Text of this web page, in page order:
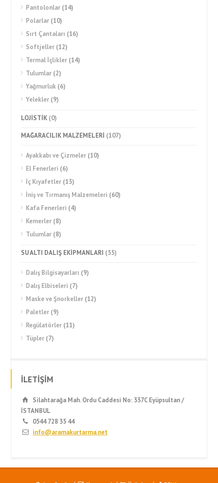
Pantolonlar (14)
Polarlar (10)
Sırt Çantaları (16)
Softjeller (12)
Termal İçlikler (14)
Tulumlar (2)
Yağmurluk (6)
Yelekler (9)
LOJİSTİK (0)
MAĞARACILIK MALZEMELERİ (107)
Ayakkabı ve Çizmeler (10)
El Fenerleri (6)
İç Kıyafetler (13)
İniş ve Tırmanış Malzemeleri (60)
Kafa Fenerleri (4)
Kemerler (8)
Tulumlar (8)
SU ALTI DALIŞ EKİPMANLARI (55)
Dalış Bilgisayarları (9)
Dalış Elbiseleri (7)
Maske ve Şnorkeller (12)
Paletler (9)
Regülatörler (11)
Tüpler (7)
İLETİŞİM
Silahtarağa Mah. Ordu Caddesi No: 337C Eyüpsultan /
İSTANBUL
0544 728 35 44
info@aramakurtarma.net